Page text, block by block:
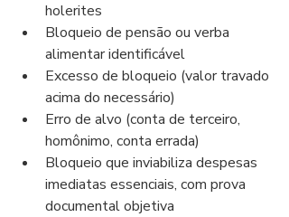
holerites
Bloqueio de pensão ou verba
alimentar identificável
Excesso de bloqueio (valor travado
acima do necessário)
Erro de alvo (conta de terceiro,
homônimo, conta errada)
Bloqueio que inviabiliza despesas
imediatas essenciais, com prova
documental objetiva